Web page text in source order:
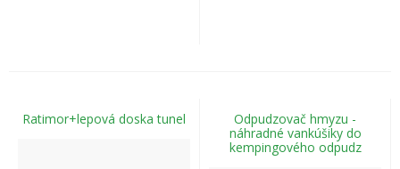
Ratimor+lepová doska tunel
Odpudzovač hmyzu -
náhradné vankúšiky do
kempingového odpudz